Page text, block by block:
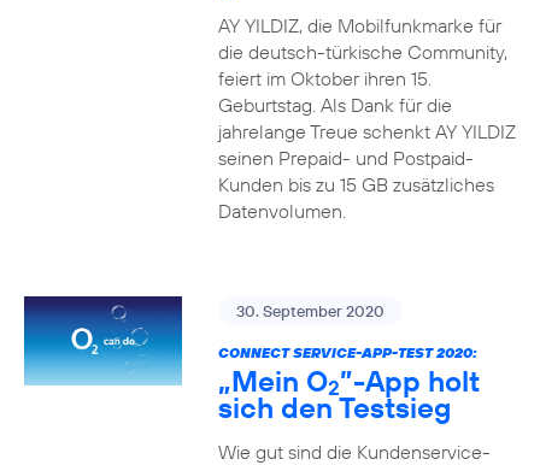
AY YILDIZ, die Mobilfunkmarke für
die deutsch-türkische Community,
feiert im Oktober ihren 15.
Geburtstag. Als Dank für die
jahrelange Treue schenkt AY YILDIZ
seinen Prepaid- und Postpaid-
Kunden bis zu 15 GB zusätzliches
Datenvolumen.
30. September 2020
CONNECT SERVICE-APP-TEST 2020:
„Mein O2”-App holt
sich den Testsieg
Wie gut sind die Kundenservice-